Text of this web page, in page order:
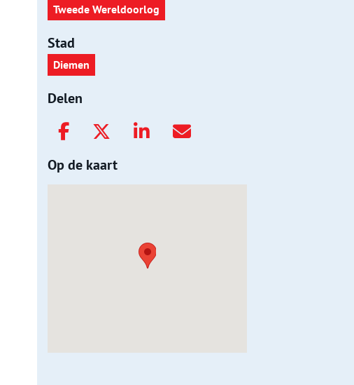
Tweede Wereldoorlog
Stad
Diemen
Delen
Op de kaart